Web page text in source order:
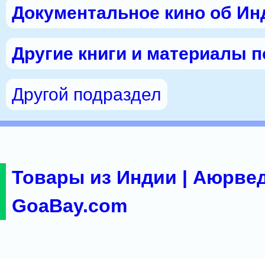
Документальное кино об
Другие книги и материалы
Другой подраздел
Товары из Индии |
GoaBay.com